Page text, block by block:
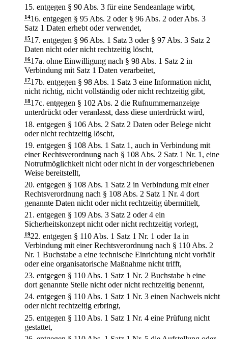
15. entgegen § 90 Abs. 3 für eine Sendeanlage wirbt,
1416. entgegen § 95 Abs. 2 oder § 96 Abs. 2 oder Abs. 3
Satz 1 Daten erhebt oder verwendet,
1517. entgegen § 96 Abs. 1 Satz 3 oder § 97 Abs. 3 Satz 2
Daten nicht oder nicht rechtzeitig löscht,
1617a. ohne Einwilligung nach § 98 Abs. 1 Satz 2 in
Verbindung mit Satz 1 Daten verarbeitet,
1717b. entgegen § 98 Abs. 1 Satz 3 eine Information nicht,
nicht richtig, nicht vollständig oder nicht rechtzeitig gibt,
1817c. entgegen § 102 Abs. 2 die Rufnummernanzeige
unterdrückt oder veranlasst, dass diese unterdrückt wird,
18. entgegen § 106 Abs. 2 Satz 2 Daten oder Belege nicht
oder nicht rechtzeitig löscht,
19. entgegen § 108 Abs. 1 Satz 1, auch in Verbindung mit
einer Rechtsverordnung nach § 108 Abs. 2 Satz 1 Nr. 1, eine
Notrufmöglichkeit nicht oder nicht in der vorgeschriebenen
Weise bereitstellt,
20. entgegen § 108 Abs. 1 Satz 2 in Verbindung mit einer
Rechtsverordnung nach § 108 Abs. 2 Satz 1 Nr. 4 dort
genannte Daten nicht oder nicht rechtzeitig übermittelt,
21. entgegen § 109 Abs. 3 Satz 2 oder 4 ein
Sicherheitskonzept nicht oder nicht rechtzeitig vorlegt,
1922. entgegen § 110 Abs. 1 Satz 1 Nr. 1 oder 1a in
Verbindung mit einer Rechtsverordnung nach § 110 Abs. 2
Nr. 1 Buchstabe a eine technische Einrichtung nicht vorhält
oder eine organisatorische Maßnahme nicht trifft,
23. entgegen § 110 Abs. 1 Satz 1 Nr. 2 Buchstabe b eine
dort genannte Stelle nicht oder nicht rechtzeitig benennt,
24. entgegen § 110 Abs. 1 Satz 1 Nr. 3 einen Nachweis nicht
oder nicht rechtzeitig erbringt,
25. entgegen § 110 Abs. 1 Satz 1 Nr. 4 eine Prüfung nicht
gestattet,